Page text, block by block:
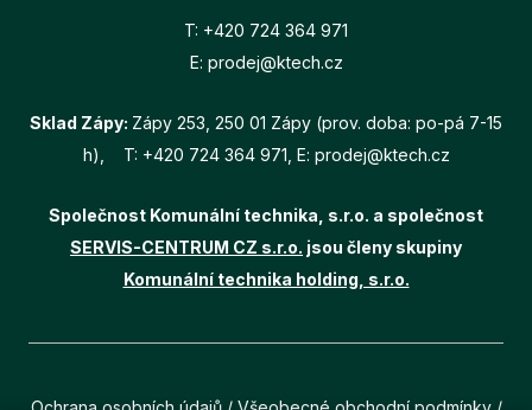
T: +420 724 364 971
E: prodej@ktech.cz
Sklad Zápy: Zápy 253, 250 01 Zápy (prov. doba: po-pá 7-15
h), T: +420 724 364 971 , E: prodej@ktech.cz
Společnost Komunální technika, s.r.o. a společnost
SERVIS-CENTRUM CZ s.r.o. jsou členy skupiny
Komunální technika holding, s.r.o.